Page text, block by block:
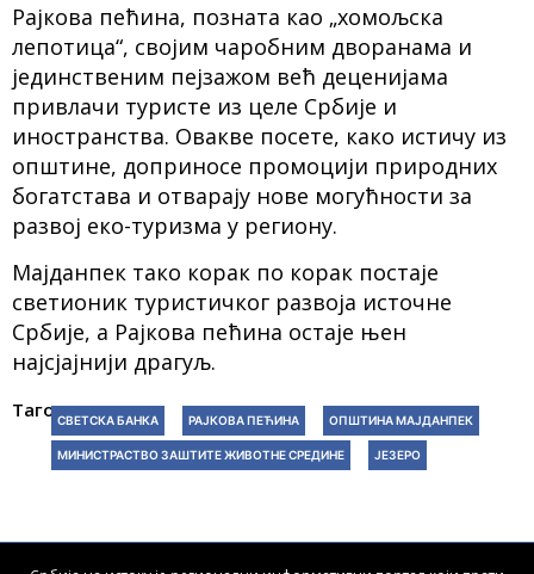
Рајкова пећина, позната као „хомољска
лепотица“, својим чаробним дворанама и
јединственим пејзажом већ деценијама
привлачи туристе из целе Србије и
иностранства. Овакве посете, како истичу из
општине, доприносе промоцији природних
богатстава и отварају нове могућности за
развој еко-туризма у региону.
Мајданпек тако корак по корак постаје
светионик туристичког развоја источне
Србије, а Рајкова пећина остаје њен
најсјајнији драгуљ.
Тагови:СВЕТСКА БАНКА РАЈКОВА ПЕЋИНА ОПШТИНА МАЈДАНПЕК
МИНИСТРАСТВО ЗАШТИТЕ ЖИВОТНЕ СРЕДИНЕ ЈЕЗЕРО